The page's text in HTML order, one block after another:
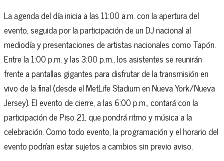
La agenda del día inicia a las 11:00 a.m. con la apertura del
evento, seguida por la participación de un DJ nacional al
mediodía y presentaciones de artistas nacionales como Tapón.
Entre la 1:00 p.m. y las 3:00 p.m., los asistentes se reunirán
frente a pantallas gigantes para disfrutar de la transmisión en
vivo de la final (desde el MetLife Stadium en Nueva York/Nueva
Jersey). El evento de cierre, a las 6:00 p.m., contará con la
participación de Piso 21, que pondrá ritmo y música a la
celebración. Como todo evento, la programación y el horario del
evento podrían estar sujetos a cambios sin previo aviso.